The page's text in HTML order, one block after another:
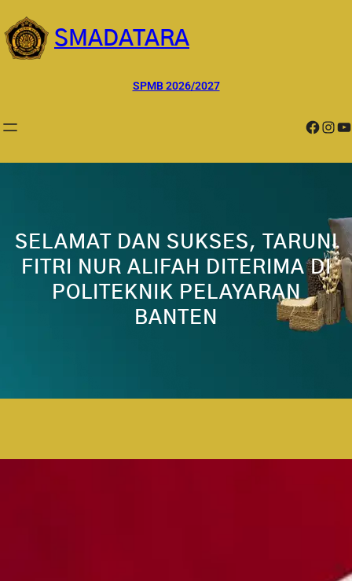
ke
konten
SMADATARA
SPMB 2026/2027
Facebook InstagramYouTube
SELAMAT DAN SUKSES, TARUNI
FITRI NUR ALIFAH DITERIMA DI
POLITEKNIK PELAYARAN
BANTEN